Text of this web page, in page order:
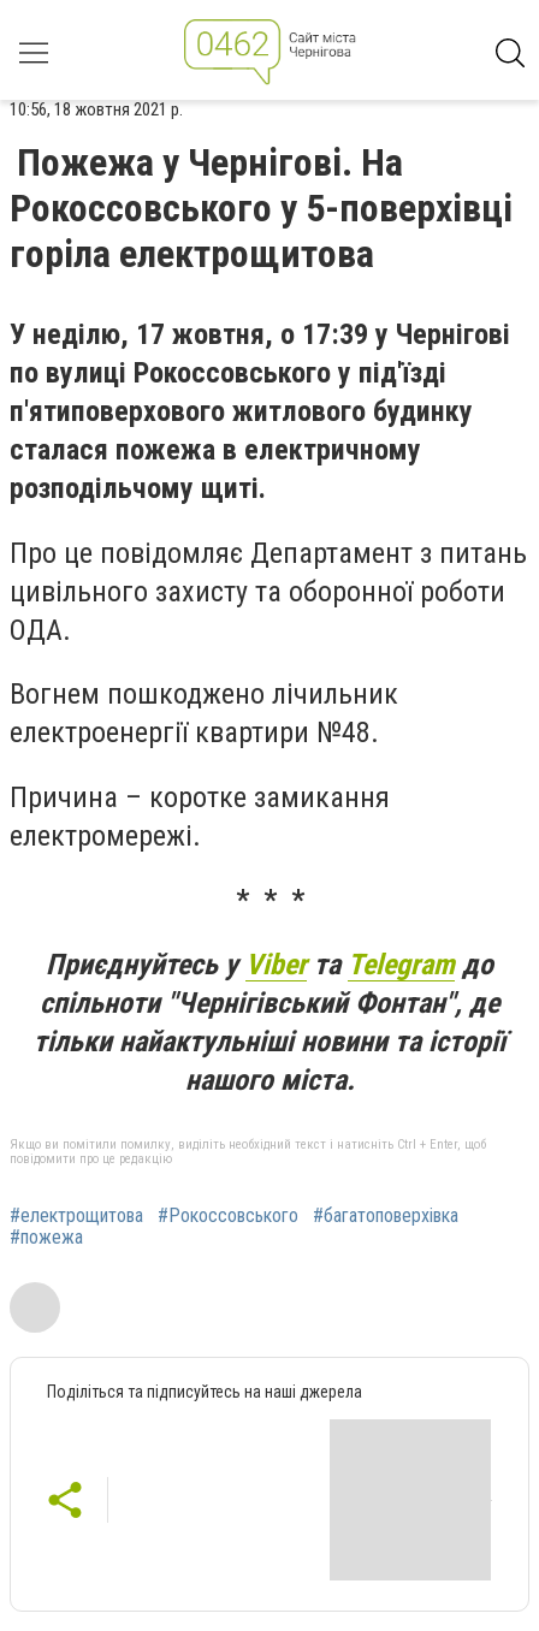
10:56, 18 жовтня 2021 р.
Пожежа у Чернігові. На
Рокоссовського у 5-поверхівці
горіла електрощитова
У неділю, 17 жовтня, о 17:39 у Чернігові
по вулиці Рокоссовського у під'їзді
п'ятиповерхового житлового будинку
сталася пожежа в електричному
розподільчому щиті.
Про це повідомляє Департамент з питань
цивільного захисту та оборонної роботи
ОДА.
Вогнем пошкоджено лічильник
електроенергії квартири №48.
Причина – коротке замикання
електромережі.
* * *
Приєднуйтесь у Viberта Telegramдо
спільноти "Чернігівський Фонтан", де
тільки найактульніші новини та історії
нашого міста.
Якщо ви помітили помилку, виділіть необхідний текст і натисніть Ctrl + Enter, щоб
повідомити про це редакцію
#електрощитова #Рокоссовського
#багатоповерхівка
#пожежа
Поділіться та підписуйтесь на наші джерела